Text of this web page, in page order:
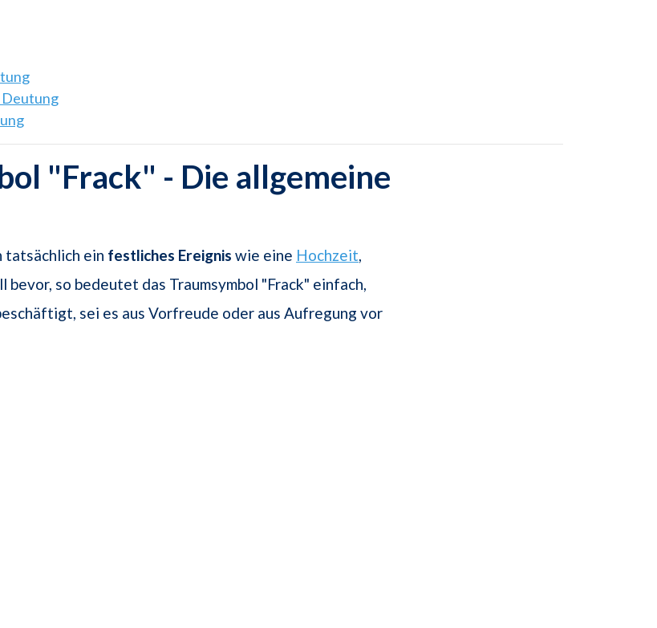
Deutung
"Frack" - Die allgemeine
tatsächlich ein festliches Ereignis wie eine Hochzeit,
bevor, so bedeutet das Traumsymbol "Frack" einfach,
sei es aus Vorfreude oder aus Aufregung vor